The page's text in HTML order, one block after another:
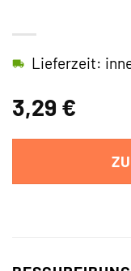
3,29 €
Lieferzeit: